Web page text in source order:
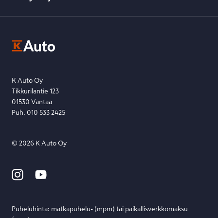
K-Ryhmän evästekäytännöt
Etsi toimipiste
K Auto Oy
Tikkurilantie 123
01530 Vantaa
Puh. 010 533 2425
© 2026 K Auto Oy
Puheluhinta: matka­puhelu- (mpm) tai paikallis­verkko­maksu